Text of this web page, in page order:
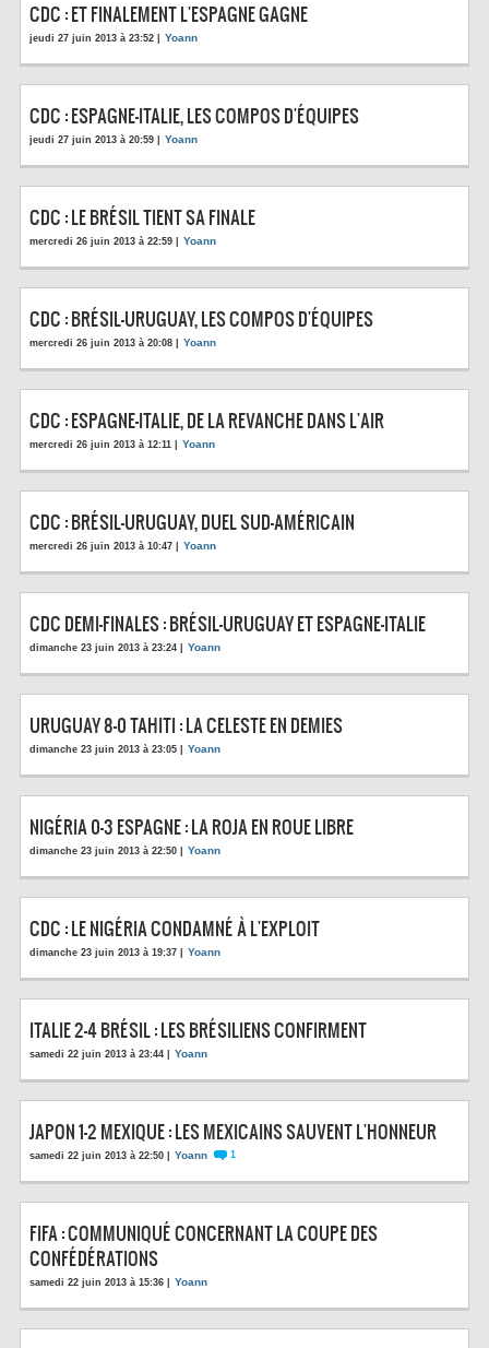
CDC : ET FINALEMENT L'ESPAGNE GAGNE
jeudi 27 juin 2013 à 23:52 | Yoann
CDC : ESPAGNE-ITALIE, LES COMPOS D'ÉQUIPES
jeudi 27 juin 2013 à 20:59 | Yoann
CDC : LE BRÉSIL TIENT SA FINALE
mercredi 26 juin 2013 à 22:59 | Yoann
CDC : BRÉSIL-URUGUAY, LES COMPOS D'ÉQUIPES
mercredi 26 juin 2013 à 20:08 | Yoann
CDC : ESPAGNE-ITALIE, DE LA REVANCHE DANS L'AIR
mercredi 26 juin 2013 à 12:11 | Yoann
CDC : BRÉSIL-URUGUAY, DUEL SUD-AMÉRICAIN
mercredi 26 juin 2013 à 10:47 | Yoann
CDC DEMI-FINALES : BRÉSIL-URUGUAY ET ESPAGNE-ITALIE
dimanche 23 juin 2013 à 23:24 | Yoann
URUGUAY 8-0 TAHITI : LA CELESTE EN DEMIES
dimanche 23 juin 2013 à 23:05 | Yoann
NIGÉRIA 0-3 ESPAGNE : LA ROJA EN ROUE LIBRE
dimanche 23 juin 2013 à 22:50 | Yoann
CDC : LE NIGÉRIA CONDAMNÉ À L'EXPLOIT
dimanche 23 juin 2013 à 19:37 | Yoann
ITALIE 2-4 BRÉSIL : LES BRÉSILIENS CONFIRMENT
samedi 22 juin 2013 à 23:44 | Yoann
JAPON 1-2 MEXIQUE : LES MEXICAINS SAUVENT L'HONNEUR
samedi 22 juin 2013 à 22:50 | Yoann 1
FIFA : COMMUNIQUÉ CONCERNANT LA COUPE DES
CONFÉDÉRATIONS
samedi 22 juin 2013 à 15:36 | Yoann